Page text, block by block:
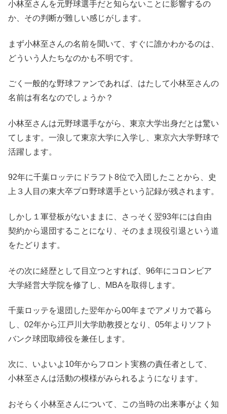
小林至さんを元野球選手だと知らないことに影響するの
か、その判断が難しい感じがします。
まず小林至さんの名前を聞いて、すぐに誰かわかるのは、
どういう人たちなのかも不明です。
ごく一般的な野球ファンであれば、はたして小林至さんの
名前は有名なのでしょうか？
小林至さんは元野球選手ながら、東京大学出身だとは驚い
てします。一浪して東京大学に入学し、東京六大学野球で
活躍します。
92年に千葉ロッテにドラフト8位で入団したことから、史
上３人目の東大卒プロ野球選手という記録が残されます。
しかし１軍登板がないままに、さっそく翌93年には自由
契約から退団することになり、そのまま現役引退という道
をたどります。
その次に経歴として目立つとすれば、96年にコロンビア
大学経営大学院を修了し、MBAを取得します。
千葉ロッテを退団した翌年から00年までアメリカで暮ら
し、02年から江戸川大学助教授となり、05年よりソフト
バンク球団取締役を兼任します。
次に、いよいよ10年からフロント実務の責任者として、
小林至さんは活動の模様がみられるようになります。
おそらく小林至さんについて、この当時の出来事がよく知